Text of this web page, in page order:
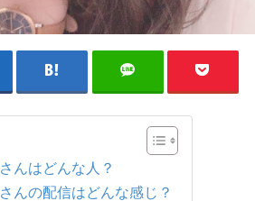
さんはどんな人？
さんの配信はどんな感じ？